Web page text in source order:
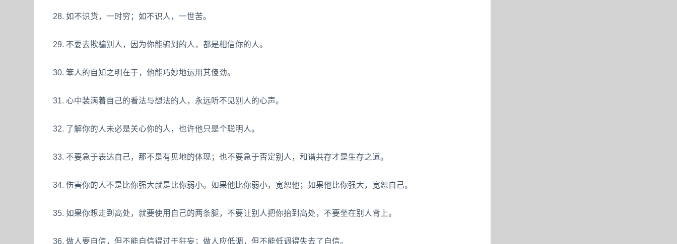
28. 如不识货，一时穷；如不识人，一世苦。
29. 不要去欺骗别人，因为你能骗到的人，都是相信你的人。
30. 笨人的自知之明在于，他能巧妙地运用其傻劲。
31. 心中装满着自己的看法与想法的人，永远听不见别人的心声。
32. 了解你的人未必是关心你的人，也许他只是个聪明人。
33. 不要急于表达自己，那不是有见地的体现；也不要急于否定别人，和谐共存才是生存之道。
34. 伤害你的人不是比你强大就是比你弱小。如果他比你弱小，宽恕他；如果他比你强大，宽恕自己。
35. 如果你想走到高处，就要使用自己的两条腿，不要让别人把你抬到高处，不要坐在别人背上。
36. 做人要自信，但不能自信得过于狂妄；做人应低调，但不能低调得失去了自信。